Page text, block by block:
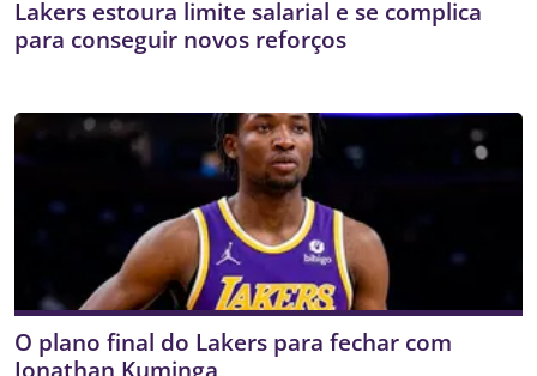
Lakers estoura limite salarial e se complica
para conseguir novos reforços
O plano final do Lakers para fechar com